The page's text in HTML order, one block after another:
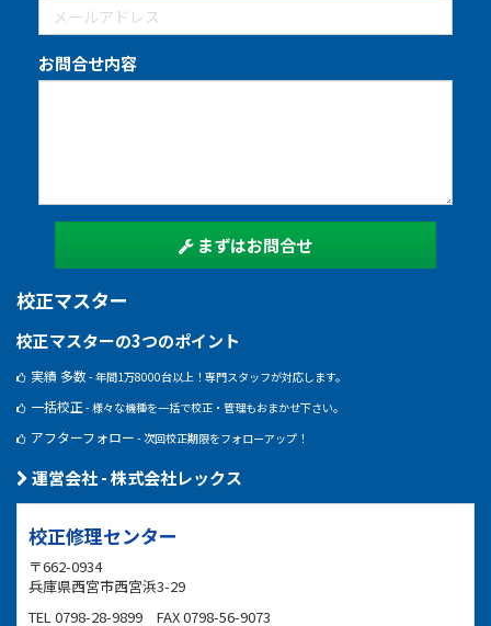
お問合せ内容
まずはお問合せ
校正マスター
校正マスターの3つのポイント
実績 多数- 年間1万8000台以上！専門スタッフが対応します。
一括校正 - 様々な機種を一括で校正・管理もおまかせ下さい。
アフターフォロー - 次回校正期限をフォローアップ！
運営会社 - 株式会社レックス
校正修理センター
〒662-0934
兵庫県西宮市西宮浜3-29
TEL 0798-28-9899 FAX 0798-56-9073